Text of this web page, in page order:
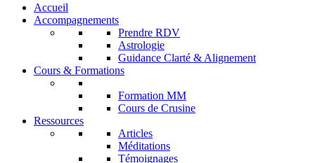
Accueil
Accompagnements
Prendre RDV
Astrologie
Guidance Clarté & Alignement
Cours & Formations
Formation MM
Cours de Crusine
Ressources
Articles
Méditations
Témoignages